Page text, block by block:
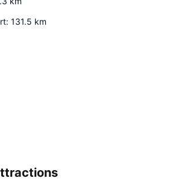
: 131.5 km